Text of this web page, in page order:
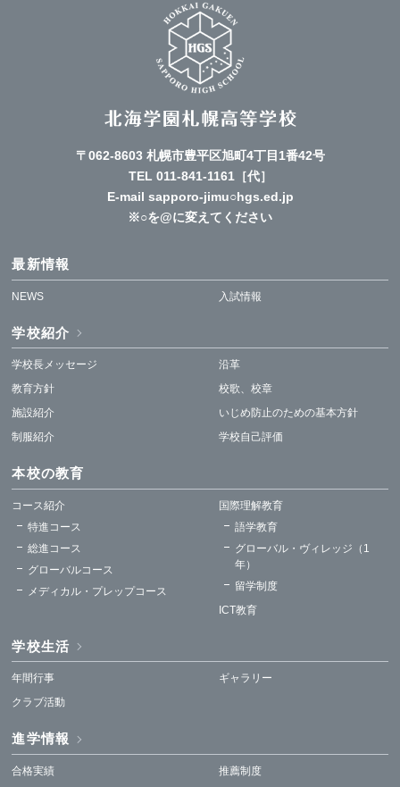
〒062-8603 札幌市豊平区旭町4丁目1番42号
TEL 011-841-1161［代］
E-mail sapporo-jimu○hgs.ed.jp
※○を@に変えてください
最新情報
NEWS 入試情報
学校紹介
学校長メッセージ
教育方針
施設紹介
制服紹介
沿革
校歌、校章
いじめ防止のための基本方針
学校自己評価
本校の教育
コース紹介
特進コース
総進コース
グローバルコース
メディカル・プレップコース
国際理解教育
語学教育
グローバル・ヴィレッジ（1
年）
留学制度
ICT教育
学校生活
年間行事
クラブ活動
ギャラリー
進学情報
合格実績
推薦制度